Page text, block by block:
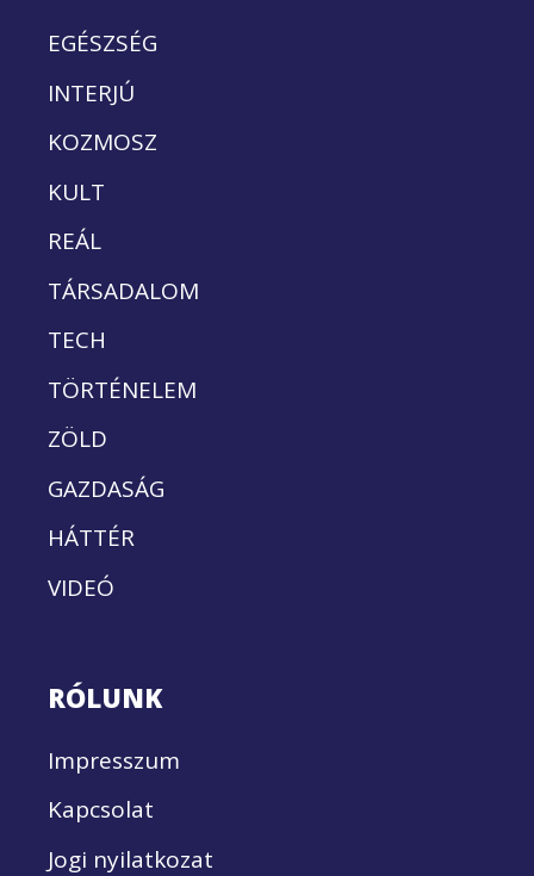
EGÉSZSÉG
INTERJÚ
KOZMOSZ
KULT
REÁL
TÁRSADALOM
TECH
TÖRTÉNELEM
ZÖLD
GAZDASÁG
HÁTTÉR
VIDEÓ
RÓLUNK
Impresszum
Kapcsolat
Jogi nyilatkozat